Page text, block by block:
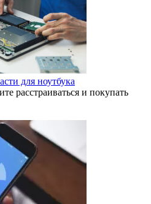
для ноутбука
расстраиваться и покупать